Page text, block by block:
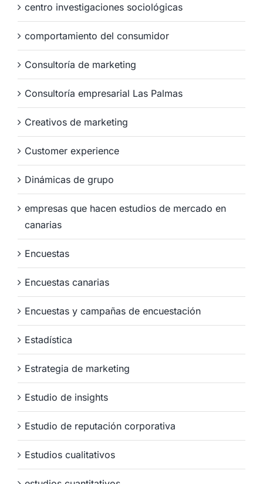
centro investigaciones sociológicas
comportamiento del consumidor
Consultoría de marketing
Consultoría empresarial Las Palmas
Creativos de marketing
Customer experience
Dinámicas de grupo
empresas que hacen estudios de mercado en
canarias
Encuestas
Encuestas canarias
Encuestas y campañas de encuestación
Estadística
Estrategia de marketing
Estudio de insights
Estudio de reputación corporativa
Estudios cualitativos